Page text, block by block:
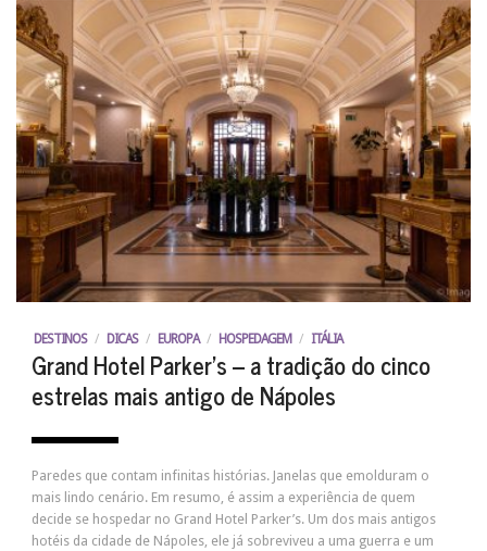
DESTINOS / DICAS / EUROPA / HOSPEDAGEM / ITÁLIA
Grand Hotel Parker’s – a tradição do cinco
estrelas mais antigo de Nápoles
Paredes que contam infinitas histórias. Janelas que emolduram o
mais lindo cenário. Em resumo, é assim a experiência de quem
decide se hospedar no Grand Hotel Parker’s. Um dos mais antigos
hotéis da cidade de Nápoles, ele já sobreviveu a uma guerra e um